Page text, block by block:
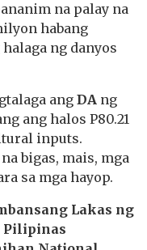
na palay na
habang
halaga ng danyos
ang DA ng
ang halos P80.21
inputs.
bigas, mais, mga
sa mga hayop.
Lakas ng
Pilipinas